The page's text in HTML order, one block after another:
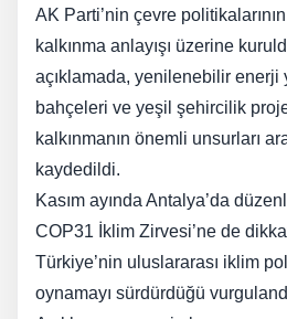
AK Parti’nin çevre
kalkınma anlayışı üzerine
açıklamada, yenilenebilir enerji
bahçeleri ve yeşil şehircilik
kalkınmanın önemli unsurları
kaydedildi.
Kasım ayında Antalya’da
COP31 İklim Zirvesi’ne de
Türkiye’nin uluslararası iklim
oynamayı sürdürdüğü